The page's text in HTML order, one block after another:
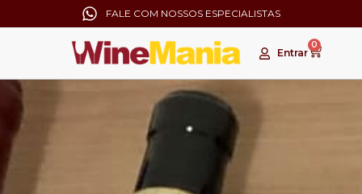
FALE COM NOSSOS ESPECIALISTAS
Entrar
0